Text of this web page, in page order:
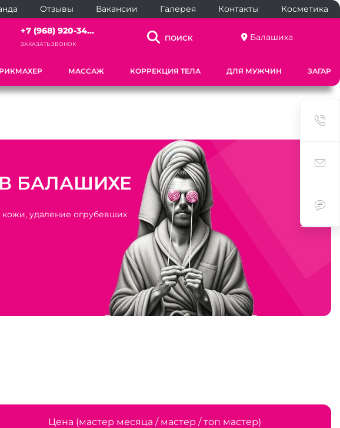
Отзывы Вакансии Галерея Контакты Косметика
+7 (968) 920-34...
ЗАКАЗАТЬ ЗВОНОК
ПОИСК Балашиха
МАССАЖ КОРРЕКЦИЯ ТЕЛА ДЛЯ МУЖЧИН ЗАГАР
БАЛАШИХЕ
кожи, удаление огрубевших
Цена (мастер месяца / мастер / топ мастер)